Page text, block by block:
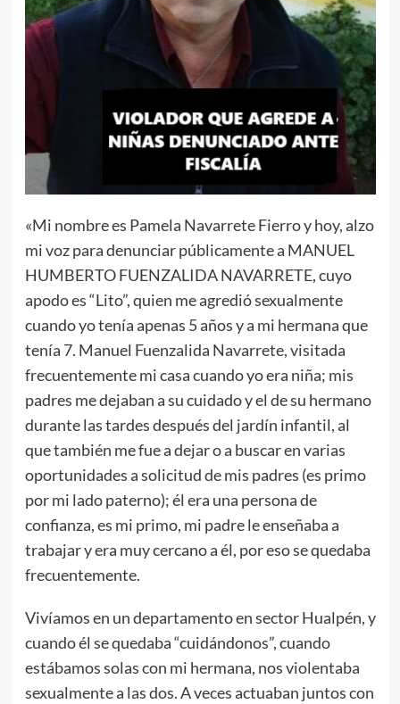
«Mi nombre es Pamela Navarrete Fierro y hoy, alzo
mi voz para denunciar públicamente a MANUEL
HUMBERTO FUENZALIDA NAVARRETE, cuyo
apodo es “Lito”, quien me agredió sexualmente
cuando yo tenía apenas 5 años y a mi hermana que
tenía 7. Manuel Fuenzalida Navarrete, visitada
frecuentemente mi casa cuando yo era niña; mis
padres me dejaban a su cuidado y el de su hermano
durante las tardes después del jardín infantil, al
que también me fue a dejar o a buscar en varias
oportunidades a solicitud de mis padres (es primo
por mi lado paterno); él era una persona de
confianza, es mi primo, mi padre le enseñaba a
trabajar y era muy cercano a él, por eso se quedaba
frecuentemente.
Vivíamos en un departamento en sector Hualpén, y
cuando él se quedaba “cuidándonos”, cuando
estábamos solas con mi hermana, nos violentaba
sexualmente a las dos. A veces actuaban juntos con